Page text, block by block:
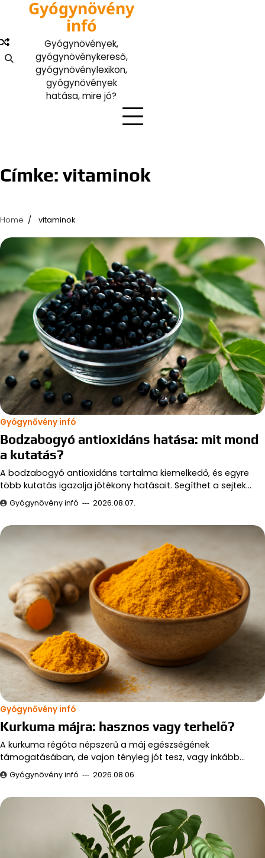
content
Gyógynövény
infó
Gyógynövények,
gyógynövénykereső,
gyógynövénylexikon,
gyógynövények
hatása, mire jó?
Címke: vitaminok
Home vitaminok
Gyógynővény infó
Bodzabogyó antioxidáns hatása: mit mond
a kutatás?
A bodzabogyó antioxidáns tartalma kiemelkedő, és egyre
több kutatás igazolja jótékony hatásait. Segíthet a sejtek…
Gyógynövény infó 2026.08.07.
Gyógynővény infó
Kurkuma májra: hasznos vagy terhelő?
A kurkuma régóta népszerű a máj egészségének
támogatásában, de vajon tényleg jót tesz, vagy inkább…
Gyógynövény infó 2026.08.06.